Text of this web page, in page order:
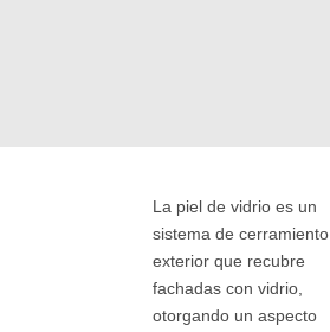
La piel de vidrio es un
sistema de cerramiento
exterior que recubre
fachadas con vidrio,
otorgando un aspecto